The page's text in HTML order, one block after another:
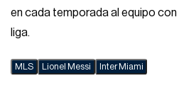
en cada temporada al equipo
liga.
MLS Lionel Messi Inter Miami